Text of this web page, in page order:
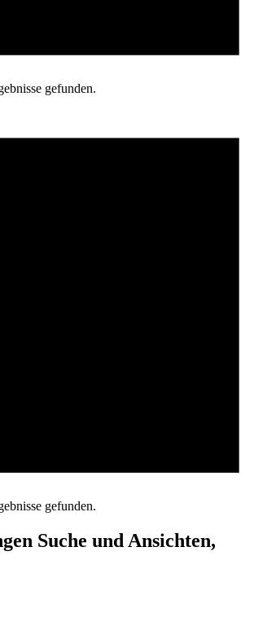
gefunden.
gefunden.
Suche und Ansichten,